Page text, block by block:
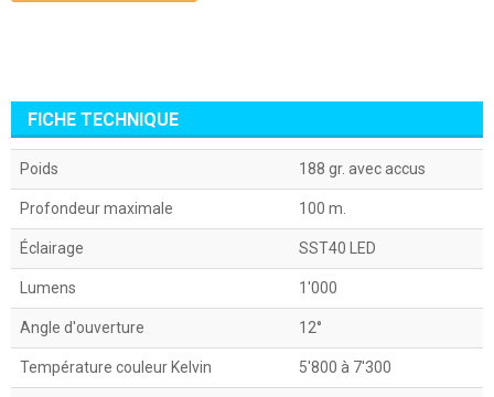
FICHE TECHNIQUE
Poids 188 gr. avec accus
Profondeur maximale 100 m.
Éclairage SST40 LED
Lumens 1'000
Angle d'ouverture 12°
Température couleur Kelvin 5'800 à 7'300